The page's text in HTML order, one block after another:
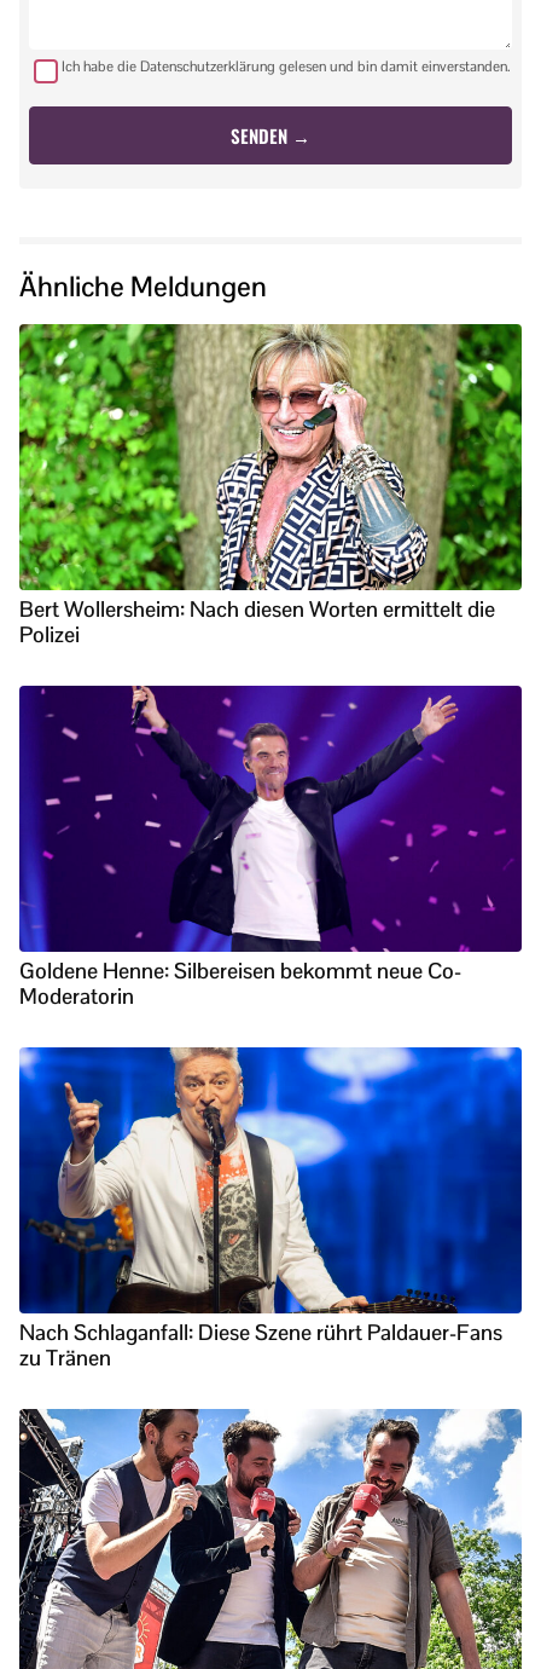
Ich habe die Datenschutzerklärung gelesen und bin damit einverstanden.
Ähnliche Meldungen
Bert Wollersheim: Nach diesen Worten ermittelt die
Polizei
Goldene Henne: Silbereisen bekommt neue Co-
Moderatorin
Nach Schlaganfall: Diese Szene rührt Paldauer-Fans
zu Tränen